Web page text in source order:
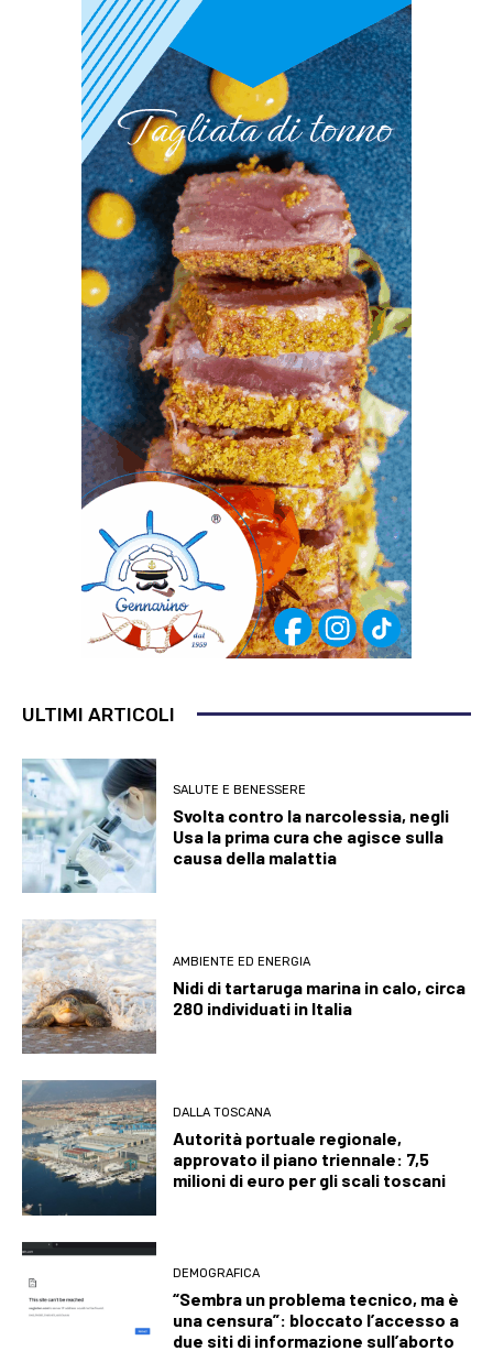
ULTIMI ARTICOLI
SALUTE E BENESSERE
Svolta contro la narcolessia, negli
Usa la prima cura che agisce sulla
causa della malattia
AMBIENTE ED ENERGIA
Nidi di tartaruga marina in calo, circa
280 individuati in Italia
DALLA TOSCANA
Autorità portuale regionale,
approvato il piano triennale: 7,5
milioni di euro per gli scali toscani
DEMOGRAFICA
“Sembra un problema tecnico, ma è
una censura”: bloccato l’accesso a
due siti di informazione sull’aborto